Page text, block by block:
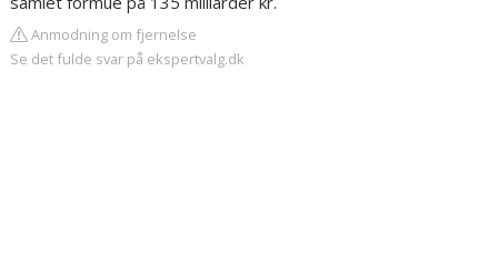
Anmodning om fjernelse
Se det fulde svar på ekspertvalg.dk